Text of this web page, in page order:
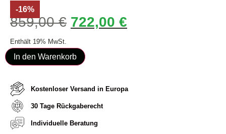
-16%
859,00€ 722,00 €
Enthält 19% MwSt.
In den Warenkorb
Kostenloser Versand in Europa
30 Tage Rückgaberecht
Individuelle Beratung